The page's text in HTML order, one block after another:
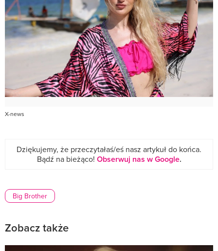
X-news
Dziękujemy, że przeczytałaś/eś nasz artykuł do końca.
Bądź na bieżąco! Obserwuj nas w Google.
Big Brother
Zobacz także